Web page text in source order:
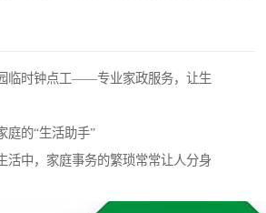
临时钟点工——专业家政服务，让生
庭的“生活助手”
活中，家庭事务的繁琐常常让人分身